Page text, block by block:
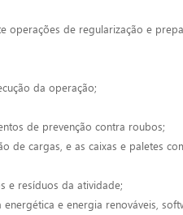
operações de regularização e
da operação;
de prevenção contra roubos;
de cargas, e as caixas e paletes
e resíduos da atividade;
e energia renováveis,